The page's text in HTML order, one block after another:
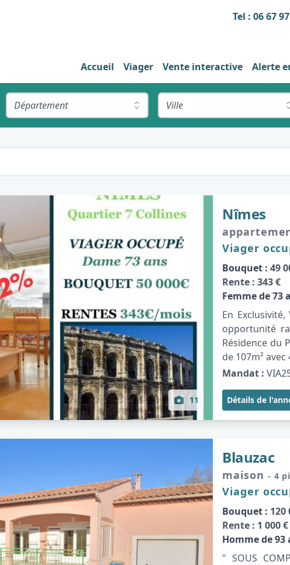
Tel : 06 67
Accueil Viager Vente interactive Alerte
Département Ville
11
Nîmes
Viager
Bouquet : 49
Rente : 343 €
Femme de 73
En Exclusivité,
opportunité
Résidence du
de 107m²
Mandat :
Détails de
Blauzac
maison - 4
Viager
Bouquet : 120
Rente : 1 000 €
Homme de 93
" SOUS